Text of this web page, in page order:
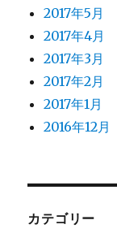
2017年5月
2017年4月
2017年3月
2017年2月
2017年1月
2016年12月
カテゴリー